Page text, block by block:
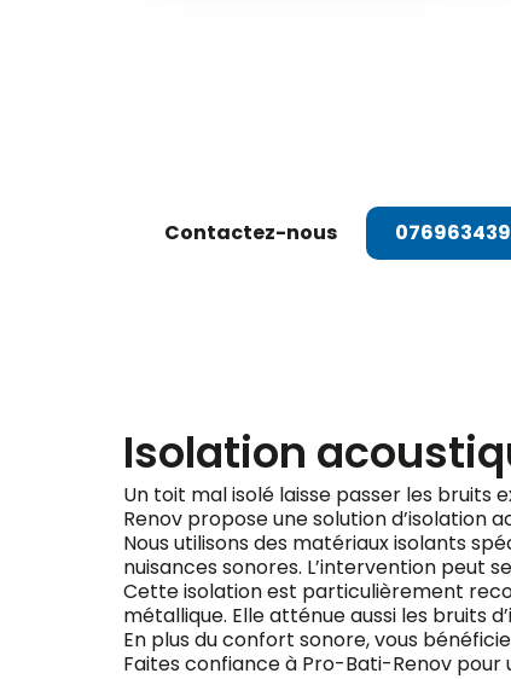
Contactez-nous
Isolation
Un toit mal isolé laisse passer les
Renov propose une solution d’isolation
Nous utilisons des matériaux isolants
nuisances sonores. L’intervention peut
Cette isolation est particulièrement
métallique. Elle atténue aussi les bruits
En plus du confort sonore, vous
Faites confiance à Pro-Bati-Renov